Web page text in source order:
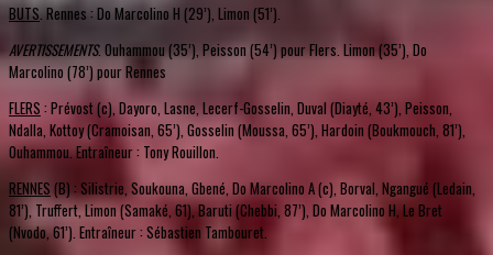
BUTS. Rennes : Do Marcolino H (29’), Limon (51’).
AVERTISSEMENTS. Ouhammou (35’), Peisson (54’) pour Flers. Limon (35’), Do
Marcolino (78’) pour Rennes
FLERS : Prévost (c), Dayoro, Lasne, Lecerf-Gosselin, Duval (Diayté, 43’), Peisson,
Ndalla, Kottoy (Cramoisan, 65’), Gosselin (Moussa, 65’), Hardoin (Boukmouch, 81’),
Ouhammou. Entraîneur : Tony Rouillon.
RENNES (B) : Silistrie, Soukouna, Gbené, Do Marcolino A (c), Borval, Ngangué (Ledain,
81’), Truffert, Limon (Samaké, 61), Baruti (Chebbi, 87’), Do Marcolino H, Le Bret
(Nvodo, 61’). Entraîneur : Sébastien Tambouret.